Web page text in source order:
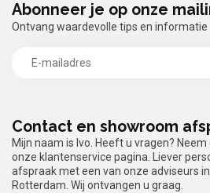
Contact en showroom
Mijn naam is Ivo. Heeft u vragen?
onze klantenservice pagina. Liever
afspraak met een van onze adviseurs
Rotterdam. Wij ontvangen u graag.
Abonneer je op onze
Ontvang waardevolle tips en informatie